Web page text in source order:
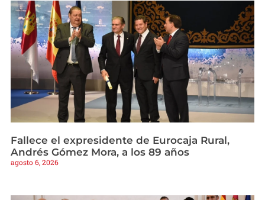
Fallece el expresidente de Eurocaja Rural,
Andrés Gómez Mora, a los 89 años
agosto 6, 2026